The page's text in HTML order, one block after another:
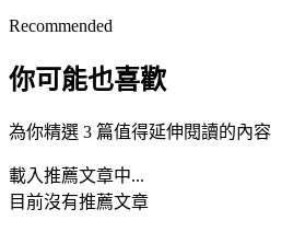
Recommended
你可能也喜歡
為你精選 3 篇值得延伸閱讀的內容
載入推薦文章中...
目前沒有推薦文章